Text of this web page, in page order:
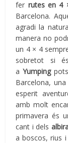
fer rutes en 4
Barcelona.
agradi la
manera no
un 4 × 4
sobretot si
a Yumpingpots
Barcelona,
esperit
amb molt
primavera és
cant i dels
a boscos, rius